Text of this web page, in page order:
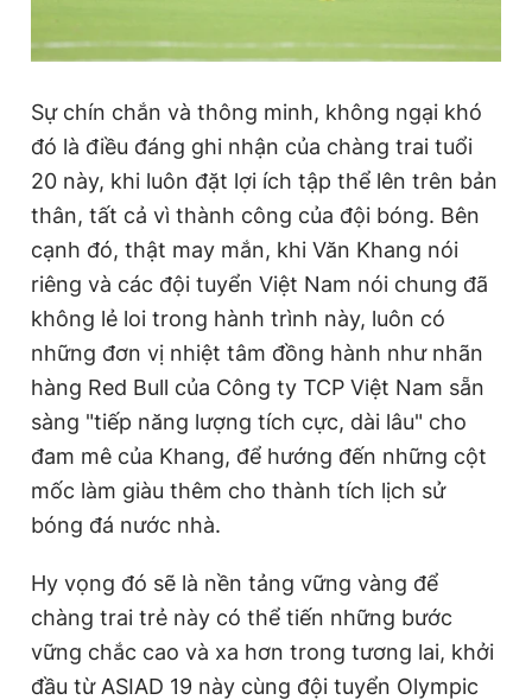
Sự chín chắn và thông minh, không ngại khó
đó là điều đáng ghi nhận của chàng trai tuổi
20 này, khi luôn đặt lợi ích tập thể lên trên bản
thân, tất cả vì thành công của đội bóng. Bên
cạnh đó, thật may mắn, khi Văn Khang nói
riêng và các đội tuyển Việt Nam nói chung đã
không lẻ loi trong hành trình này, luôn có
những đơn vị nhiệt tâm đồng hành như nhãn
hàng Red Bull của Công ty TCP Việt Nam sẵn
sàng "tiếp năng lượng tích cực, dài lâu" cho
đam mê của Khang, để hướng đến những cột
mốc làm giàu thêm cho thành tích lịch sử
bóng đá nước nhà.
Hy vọng đó sẽ là nền tảng vững vàng để
chàng trai trẻ này có thể tiến những bước
vững chắc cao và xa hơn trong tương lai, khởi
đầu từ ASIAD 19 này cùng đội tuyển Olympic